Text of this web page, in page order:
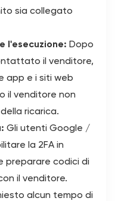
sia collegato
l'esecuzione: Dopo
il venditore,
app e i siti web
il venditore non
ricarica.
Gli utenti Google /
la 2FA in
preparare codici di
il venditore.
alcun tempo di